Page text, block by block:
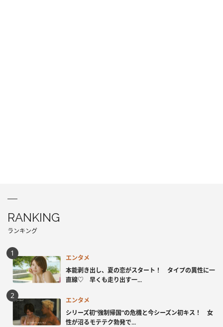
RANKING
ランキング
エンタメ
本能剥き出し、夏の恋がスタート！ タイプの異性に一
直線♡ 早くも走り出す一...
エンタメ
シリーズ初“強制帰国”の危機と今シーズン初キス！ 女
性が沼るモテテク勃発で...